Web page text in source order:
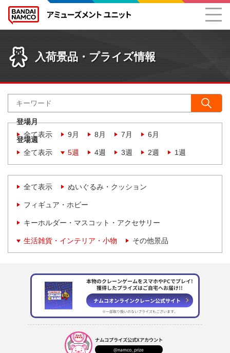
入荷景品・プライズ情報
登場月
全て表示
9月 8月 7月 6月
登場週
全て表示
5週 4週 3週 2週 1週
全て表示 ぬいぐるみ・クッション
フィギュア・ホビー
キーホルダー・マスコット・アクセサリー
生活雑貨・インテリア・小物 その他景品
本物のクレーンゲームをスマホやPCでプレイ!
獲得したプライズはご自宅へお届け!!
ナムコオンラインクレーン公式サイト
※一部取り扱いのないプライズもございます。
ナムコプライズ公式Xアカウント
@namco_prize